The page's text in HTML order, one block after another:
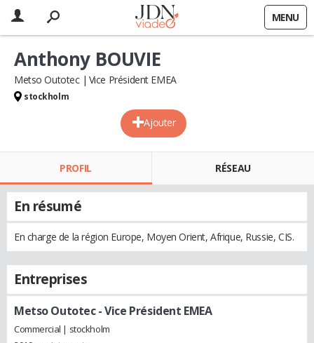
MENU
Ajouter
Anthony BOUVIE
Metso Outotec Vice Président EMEA
stockholm
PROFIL RÉSEAU
En résumé
En charge de la région Europe, Moyen Orient, Afrique, Russie, CIS.
Entreprises
Metso Outotec- Vice Président EMEA
Commercial | stockholm